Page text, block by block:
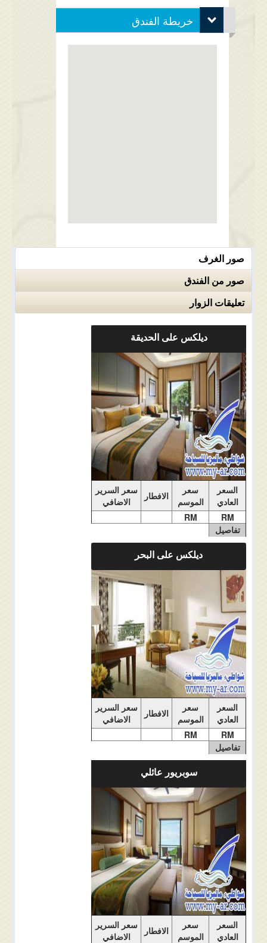
خريطة الفندق
صور الغرف
صور من الفندق
تعليقات الزوار
ديلكس على الحديقة
السعر
العادي
سعر
الموسم
الافطار
سعر السرير
الاضافي
RM
RM
تفاصيل
الغرفة
ملاحضات الغرفة
ديلكس على البحر
السعر
العادي
سعر
الموسم
الافطار
سعر السرير
الاضافي
RM
RM
تفاصيل
الغرفة
ملاحضات الغرفة
سوبريور عائلي
السعر
العادي
سعر
الموسم
الافطار
سعر السرير
الاضافي
ملاحضات الغرفة